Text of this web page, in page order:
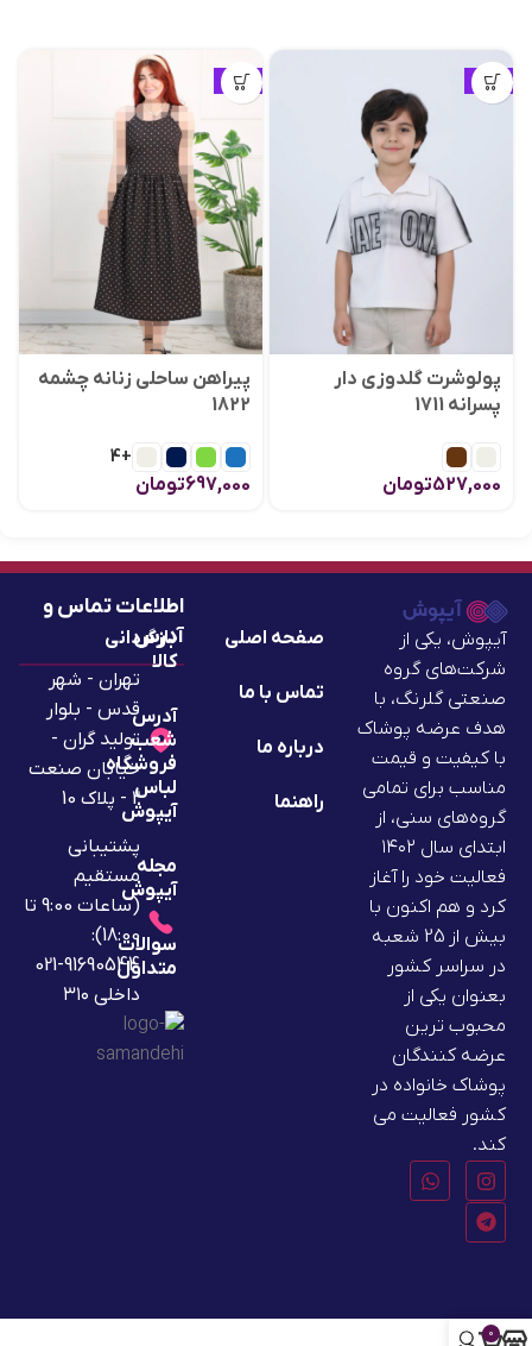
ویژه
پولوشرت گلدوزی دار
پسرانه 1711
527,000تومان
ویژه
پیراهن ساحلی زنانه چشمه
1822
+4
697,000تومان
آیپوش، یکی از
شرکت‌های گروه
صنعتی گلرنگ، با
هدف عرضه پوشاک
با کیفیت و قیمت
مناسب برای تمامی
گروه‌های سنی، از
ابتدای سال ۱۴۰۲
فعالیت خود را آغاز
کرد و هم اکنون با
بیش از 25 شعبه
در سراسر کشور
بعنوان یکی از
محبوب ترین
عرضه کنندگان
پوشاک خانواده در
کشور فعالیت می
کند.
صفحه اصلی
تماس با ما
درباره ما
راهنما
بازگردانی
کالا
آدرس
شعب
فروشگاه
لباس
آیپوش
مجله
آیپوش
سوالات
متداول
تهران - شهر
قدس - بلوار
تولید گران -
خیابان صنعت
2 - پلاک 10
پشتیبانی
مستقیم
(ساعات 9:00 تا
18:00):
91690544-021
داخلی ۳۱۰
اطلاعات تماس و
آدرس
0